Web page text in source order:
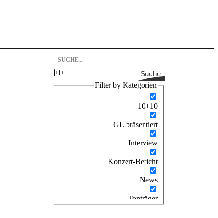
Suche
Filter by Kategorien
10+10
GL präsentiert
Interview
Konzert-Bericht
News
Tonträger